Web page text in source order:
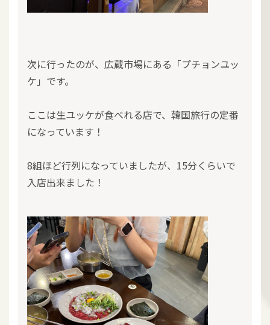
次に行ったのが、広蔵市場にある「プチョンユッ
ケ」です。
ここは生ユッケが食べれる店で、韓国旅行の定番
になっています！
8組ほど行列になっていましたが、15分くらいで
入店出来ました！